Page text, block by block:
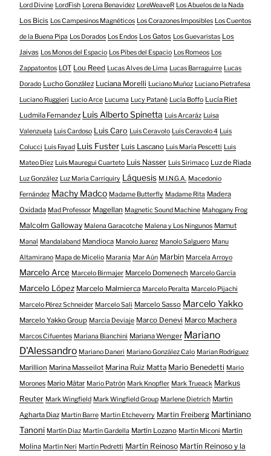
Lord Divine LordFish Lorena Benavidez LoreWeaveR Los Abuelos de la Nada
Los Bicis Los Campesinos Magnéticos Los Corazones Imposibles Los Cuentos
de la Buena Pipa Los Dorados Los Endos Los Gatos Los Guevaristas Los
Jaivas Los Monos del Espacio Los Pibes del Espacio Los Romeos Los
Zappatontos LOT Lou Reed Lucas Alves de Lima Lucas Barraguirre Lucas
Dorado Lucho González Luciana Morelli Luciano Muñoz Luciano Pietrafesa
Luciano Ruggieri Lucio Arce Lucuma Lucy Patané Lucía Boffo Lucía Riet
Ludmila Fernandez Luis Alberto Spinetta Luis Arcaráz Luisa
Valenzuela Luis Cardoso Luis Caro Luis Ceravolo Luis Ceravolo 4 Luis
Colucci Luis Fayad Luis Fuster Luis Lascano Luis María Pescetti Luis
Mateo Díez Luis Mauregui Cuarteto Luis Nasser Luis Sirimaco Luz de Riada
Luz González Luz Maria Carriquiry Láquesis M.I.N.G.A. Macedonio
Fernández Machy Madco Madame Butterfly Madame Rita Madera
Oxidada Mad Professor Magellan Magnetic Sound Machine Mahogany Frog
Malcolm Galloway Malena Garacotche Malena y Los Ningunos Mamut
Manal Mandalaband Mandioca Manolo Juarez Manolo Salguero Manu
Altamirano Mapa de Micelio Marania Mar Aún Marbin Marcela Arroyo
Marcelo Arce Marcelo Birmajer Marcelo Domenech Marcelo García
Marcelo López Marcelo Malmierca Marcelo Peralta Marcelo Pijachi
Marcelo Pérez Schneider Marcelo Sali Marcelo Sasso Marcelo Yakko
Marcelo Yakko Group Marcia Deviaje Marco Denevi Marco Machera
Marcos Cifuentes Mariana Bianchini Mariana Wenger Mariano
D'Alessandro Mariano Daneri Mariano González Calo Marian Rodríguez
Marillion Marina Masseilot Marina Ruiz Matta Mario Benedetti Mario
Morones Mario Mátar Mario Patrón Mark Knopfler Mark Trueack Markus
Reuter Mark Wingfield Mark Wingfield Group Marlene Dietrich Martin
Agharta Diaz Martin Barre Martin Etcheverry Martin Freiberg Martiniano
Tanoni Martín Diaz Martín Gardella Martín Lozano Martín Miconi Martín
Molina Martín Neri Martín Pedretti Martín Reinoso Martín Reinoso y la